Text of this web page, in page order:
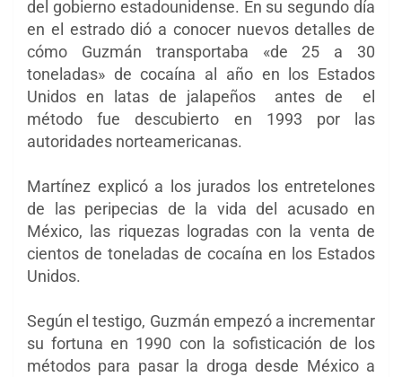
del gobierno estadounidense. En su segundo día
en el estrado dió a conocer nuevos detalles de
cómo Guzmán transportaba «de 25 a 30
toneladas» de cocaína al año en los Estados
Unidos en latas de jalapeños antes de el
método fue descubierto en 1993 por las
autoridades norteamericanas.
Martínez explicó a los jurados los entretelones
de las peripecias de la vida del acusado en
México, las riquezas logradas con la venta de
cientos de toneladas de cocaína en los Estados
Unidos.
Según el testigo, Guzmán empezó a incrementar
su fortuna en 1990 con la sofisticación de los
métodos para pasar la droga desde México a